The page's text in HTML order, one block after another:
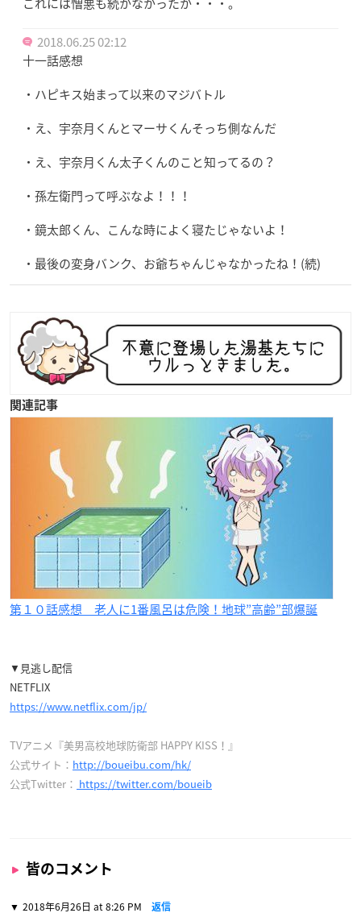
2018.06.25 02:12
十一話感想
・ハピキス始まって以来のマジバトル
・え、宇奈月くんとマーサくんそっち側なんだ
・え、宇奈月くん太子くんのこと知ってるの？
・孫左衛門って呼ぶなよ！！！
・鏡太郎くん、こんな時によく寝たじゃないよ！
・最後の変身バンク、お爺ちゃんじゃなかったね！(続)
関連記事
第１０話感想 老人に1番風呂は危険！地球”高齢”部爆誕
▼見逃し配信
NETFLIX
https://www.netflix.com/jp/
TVアニメ『美男高校地球防衛部 HAPPY KISS！』
公式サイト： http://boueibu.com/hk/
公式Twitter： https://twitter.com/boueib
皆のコメント
2018年6月26日 at 8:26 PM 返信